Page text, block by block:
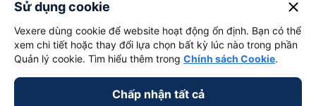
Sử dụng cookie close
Vexere dùng cookie để website hoạt động ổn định. Bạn có thể
xem chi tiết hoặc thay đổi lựa chọn bất kỳ lúc nào trong phần
Quản lý cookie. Tìm hiểu thêm trong Chính sách Cookie.
Chấp nhận tất cả